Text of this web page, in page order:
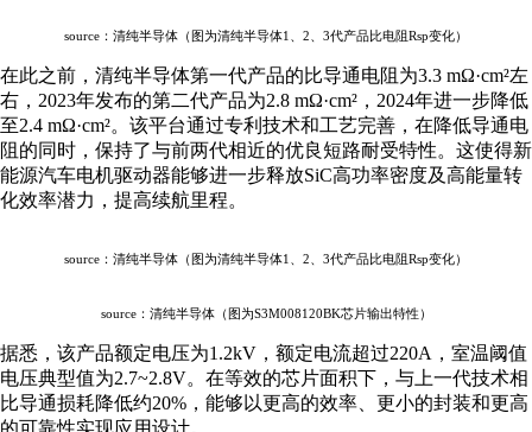
source：清纯半导体 （图为清纯半导体1、2、3代产品比电阻Rsp变化）
在此之前，清纯半导体第一代产品的比导通电阻为3.3 mΩ·cm²左
右，2023年发布的第二代产品为2.8 mΩ·cm²，2024年进一步降低
至2.4 mΩ·cm²。该平台通过专利技术和工艺完善，在降低导通电
阻的同时，保持了与前两代相近的优良短路耐受特性。这使得新
能源汽车电机驱动器能够进一步释放SiC高功率密度及高能量转
化效率潜力，提高续航里程。
source：清纯半导体（图为清纯半导体1、2、3代产品比电阻Rsp变化）
source：清纯半导体（图为S3M008120BK芯片输出特性）
据悉，该产品额定电压为1.2kV，额定电流超过220A，室温阈值
电压典型值为2.7~2.8V。在等效的芯片面积下，与上一代技术相
比导通损耗降低约20%，能够以更高的效率、更小的封装和更高